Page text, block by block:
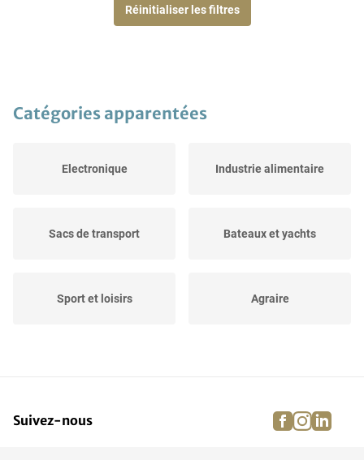
Réinitialiser les filtres
Catégories apparentées
Electronique Industrie alimentaire
Sacs de transport Bateaux et yachts
Sport et loisirs Agraire
Matériel de lutte contre
Instruments de musique
Suivez-nous facebook